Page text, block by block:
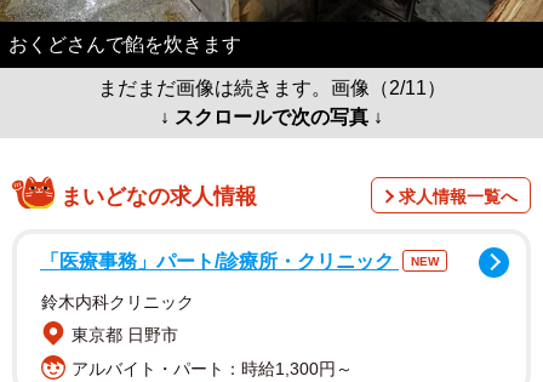
おくどさんで餡を炊きます
まだまだ画像は続きます。画像（2/11）
↓ スクロールで次の写真 ↓
まいどなの求人情報 求人情報一覧へ
「医療事務」パート/診療所・クリニック NEW
鈴木内科クリニック
東京都 日野市
アルバイト・パート：時給1,300円～